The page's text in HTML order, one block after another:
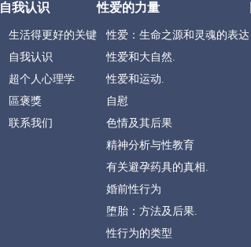
自我认识
生活得更好的关键
自我认识
超个人心理学
區褒獎
联系我们
性爱的力量
性爱：生命之源和灵魂的表达
性爱和大自然.
性爱和运动.
自慰
色情及其后果
精神分析与性教育
有关避孕药具的真相.
婚前性行为
堕胎：方法及后果.
性行为的类型